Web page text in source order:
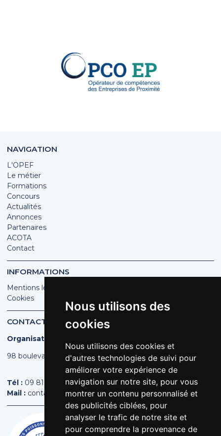
Nous utilisons des
cookies
Nous utilisons des cookies et
d'autres technologies de suivi pour
améliorer votre expérience de
navigation sur notre site, pour vous
montrer un contenu personnalisé et
des publicités ciblées, pour
analyser le trafic de notre site et
pour comprendre la provenance de
NAVIGATION
L'OPEF
Le métier
Formations
Concours
Actualités
Annonces
Partenaires
ACOTA
Contact
INFORMATIONS
Mentions légales
Cookies
CONTACT
Organisation des Poissonniers Écaillers de France
98 boulevard Pereire | 75017 PARIS
Tél : 09 81 44 44 43
Mail : contact@poissonniers.com